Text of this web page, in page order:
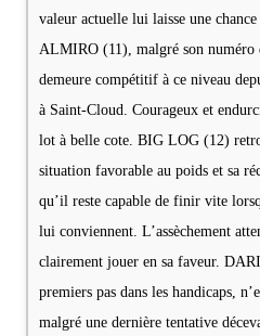
valeur actuelle lui laisse une chance
ALMIRO (11), malgré son numéro
demeure compétitif à ce niveau
à Saint-Cloud. Courageux et
lot à belle cote. BIG LOG (12)
situation favorable au poids et sa
qu’il reste capable de finir vite
lui conviennent. L’assèchement
clairement jouer en sa faveur.
premiers pas dans les handicaps,
malgré une dernière tentative